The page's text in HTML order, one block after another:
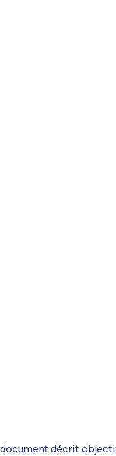
document décrit